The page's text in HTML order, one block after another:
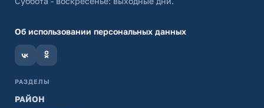
Об использовании персональных данных
РАЗДЕЛЫ
РАЙОН